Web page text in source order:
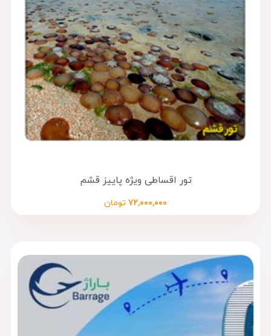
تور اقساطی ویژه پاییز قشم
۷۲,۰۰۰,۰۰۰ تومان